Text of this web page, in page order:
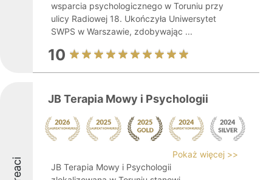
wsparcia psychologicznego w Toruniu przy
ulicy Radiowej 18. Ukończyła Uniwersytet
SWPS w Warszawie, zdobywając ...
10
JB Terapia Mowy i Psychologii
Pokaż więcej >>
JB Terapia Mowy i Psychologii